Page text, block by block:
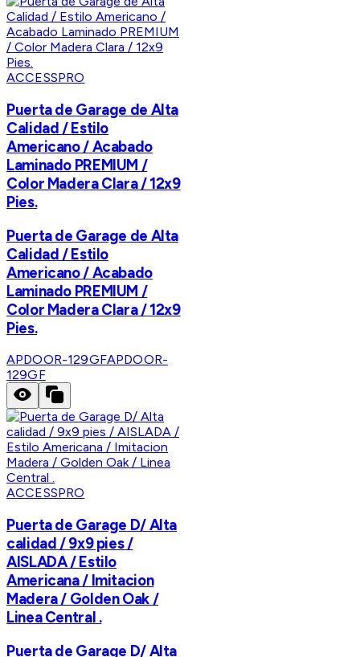
ACCESSPRO
Puerta de Garage de Alta
Calidad / Estilo
Americano / Acabado
Laminado PREMIUM /
Color Madera Clara / 12x9
Pies.
Puerta de Garage de Alta
Calidad / Estilo
Americano / Acabado
Laminado PREMIUM /
Color Madera Clara / 12x9
Pies.
APDOOR-129GFAPDOOR-
129GF
ACCESSPRO
Puerta de Garage D/ Alta
calidad / 9x9 pies /
AISLADA / Estilo
Americana / Imitacion
Madera / Golden Oak /
Linea Central .
Puerta de Garage D/ Alta